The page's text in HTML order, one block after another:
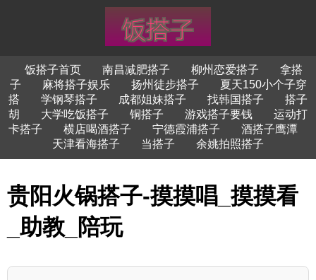
饭搭子首页 南昌减肥搭子 柳州恋爱搭子
拿搭
子
麻将搭子娱乐 扬州徒步搭子
夏天150小个子穿
搭
学钢琴搭子 成都姐妹搭子 找韩国搭子
搭子
胡
大学吃饭搭子 铜搭子 游戏搭子要钱
运动打
卡搭子
横店喝酒搭子 宁德霞浦搭子
酒搭子鹰潭
天津看海搭子
当搭子 余姚拍照搭子
贵阳火锅搭子-摸摸唱_摸摸看
_助教_陪玩